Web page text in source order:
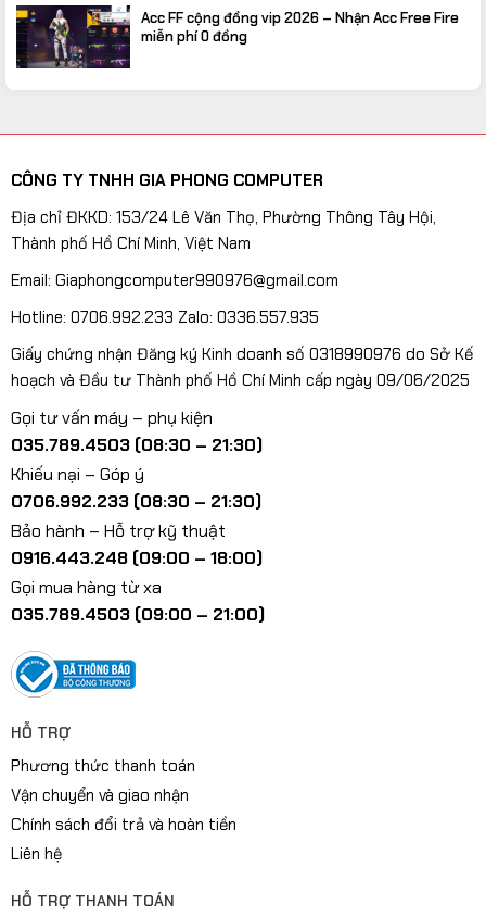
Acc FF cộng đồng vip 2026 – Nhận Acc Free Fire
miễn phí 0 đồng
CÔNG TY TNHH GIA PHONG COMPUTER
Địa chỉ ĐKKD: 153/24 Lê Văn Thọ, Phường Thông Tây Hội,
Thành phố Hồ Chí Minh, Việt Nam
Email: Giaphongcomputer990976@gmail.com
Hotline: 0706.992.233 Zalo: 0336.557.935
Giấy chứng nhận Đăng ký Kinh doanh số 0318990976 do Sở Kế
hoạch và Đầu tư Thành phố Hồ Chí Minh cấp ngày 09/06/2025
Gọi tư vấn máy – phụ kiện
035.789.4503 (08:30 – 21:30)
Khiếu nại – Góp ý
0706.992.233 (08:30 – 21:30)
Bảo hành – Hỗ trợ kỹ thuật
0916.443.248 (09:00 – 18:00)
Gọi mua hàng từ xa
035.789.4503 (09:00 – 21:00)
HỖ TRỢ
Phương thức thanh toán
Vận chuyển và giao nhận
Chính sách đổi trả và hoàn tiền
Liên hệ
HỖ TRỢ THANH TOÁN